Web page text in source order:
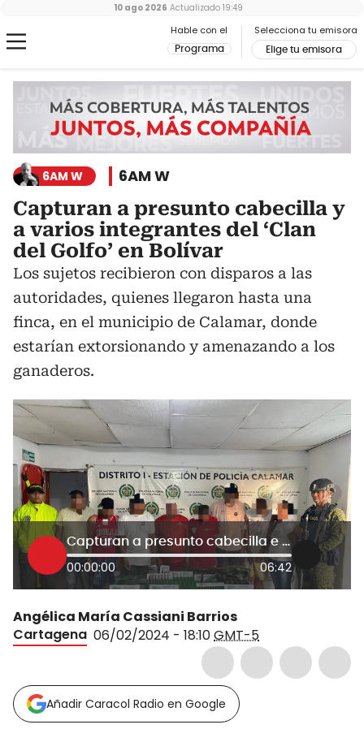
Hable con el
Programa
Selecciona tu emisora
Elige tu emisora
10 ago 2026 Actualizado 19:49
6AM W 6AM W
Capturan a presunto cabecilla y
a varios integrantes del ‘Clan
del Golfo’ en Bolívar
Los sujetos recibieron con disparos a las
autoridades, quienes llegaron hasta una
finca, en el municipio de Calamar, donde
estarían extorsionando y amenazando a los
ganaderos.
Capturan a presunto cabecilla e integrantes del ‘Clan del Golfo’ en Bolívar
00:00:00 06:42
Angélica María Cassiani Barrios
Cartagena 06/02/2024 - 18:10GMT-5
Añadir Caracol Radio en Google